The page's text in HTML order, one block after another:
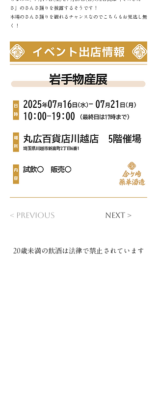
さ」のさんさ踊りを披露するそうです！
本場のさんさ踊りを観れるチャンスなのでこちらもお見逃し無
く！
< Previous Next >
20歳未満の飲酒は法律で禁止されています​